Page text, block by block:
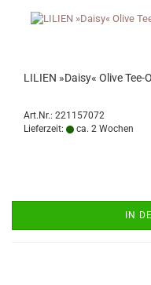
LILIEN »Daisy« Olive
Art.Nr.: 221157072
Lieferzeit:
ca. 2 Wochen
IN